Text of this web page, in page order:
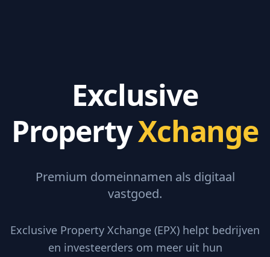
Exclusive
PropertyXchange
Premium domeinnamen als digitaal
vastgoed.
Exclusive Property Xchange (EPX) helpt bedrijven
en investeerders om meer uit hun